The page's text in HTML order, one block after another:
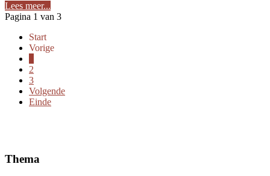
Lees meer...
Pagina 1 van 3
Start
Vorige
2
3
Volgende
Einde
Thema